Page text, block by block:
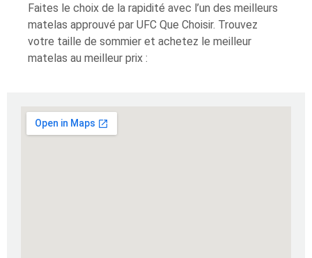
Faites le choix de la rapidité avec l’un des meilleurs
matelas approuvé par UFC Que Choisir. Trouvez
votre taille de sommier et achetez le meilleur
matelas au meilleur prix :